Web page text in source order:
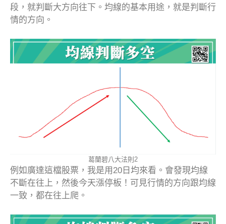
段，就判斷大方向往下。均線的基本用途，就是判斷行
情的方向。
葛蘭碧八大法則2
例如廣達這檔股票，我是用20日均來看。會發現均線
不斷在往上，然後今天漲停板！可見行情的方向跟均線
一致，都在往上爬。